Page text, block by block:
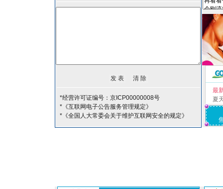
*经营许可证编号：京ICP00000008号
*《互联网电子公告服务管理规定》
*《全国人大常委会关于维护互联网安全的规定》
最
夏